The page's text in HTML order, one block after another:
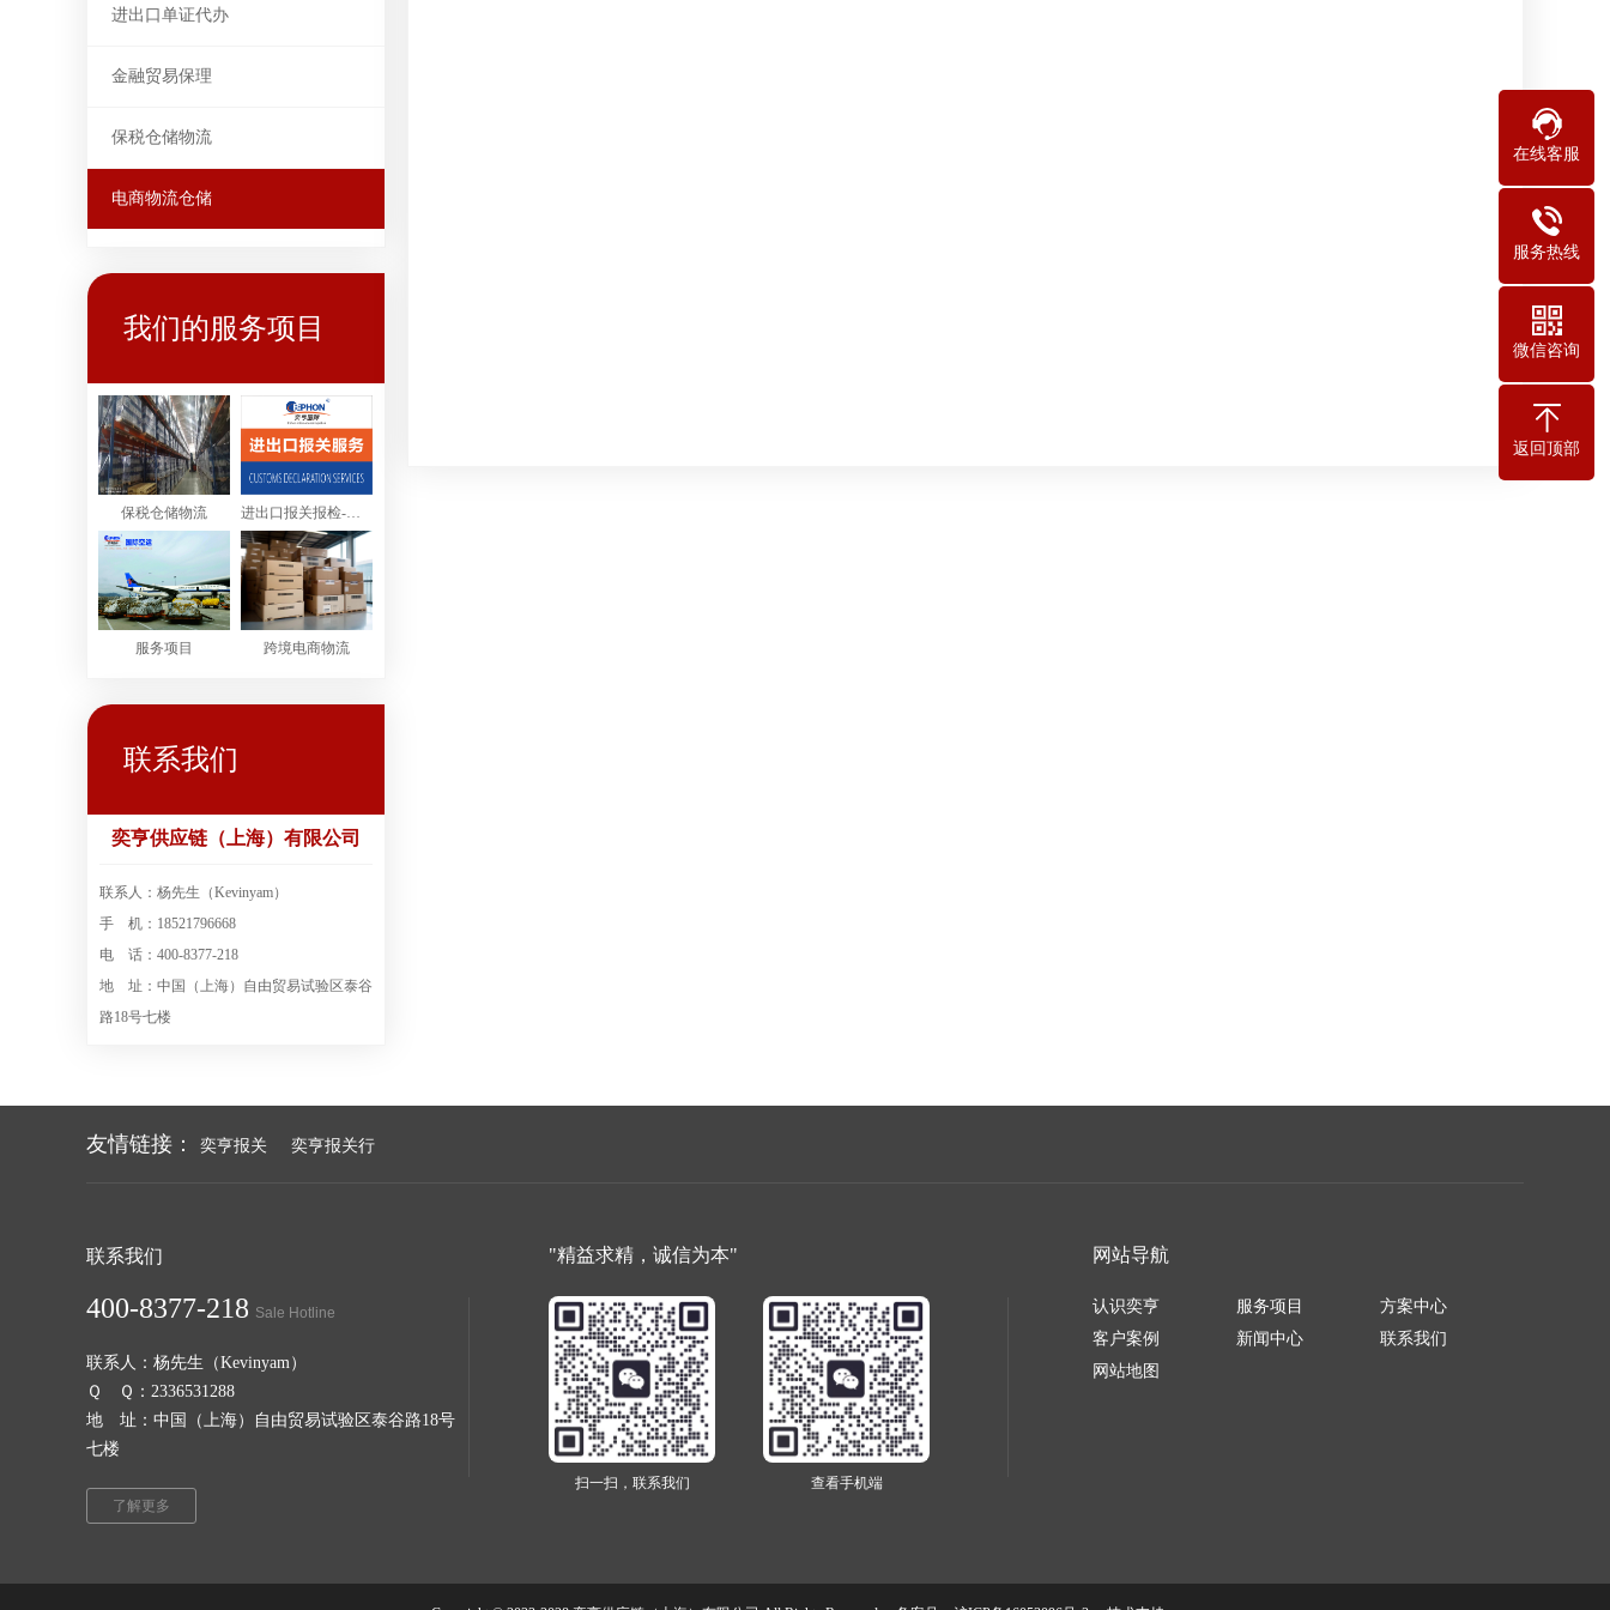
进出口单证代办
金融贸易保理
保税仓储物流
电商物流仓储
我们的服务项目
保税仓储物流 进出口报关报检-进出口清关服务
服务项目 跨境电商物流
联系我们
奕亨供应链（上海）有限公司
联系人：杨先生（Kevinyam）
手 机：18521796668
电 话：400-8377-218
地 址：中国（上海）自由贸易试验区泰谷
路18号七楼
友情链接： 奕亨报关 奕亨报关行
联系我们
400-8377-218 Sale Hotline
联系人：杨先生（Kevinyam）
Ｑ Ｑ：2336531288
地 址：中国（上海）自由贸易试验区泰谷路18号
七楼
了解更多
"精益求精，诚信为本"
扫一扫，联系我们 查看手机端
网站导航
认识奕亨 服务项目
方案中心
客户案例
新闻中心
联系我们
网站地图
在线客服
服务热线
微信咨询
返回顶部